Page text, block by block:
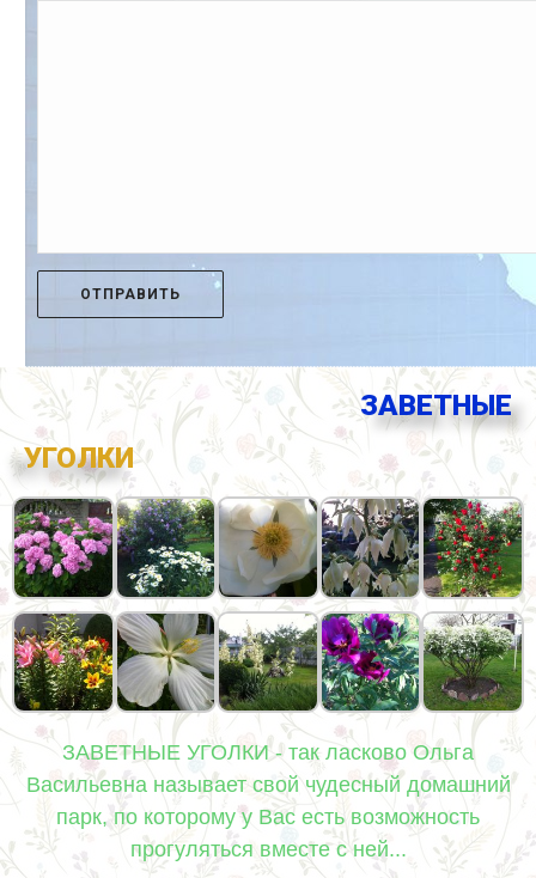
ЗАВЕТНЫЕ
УГОЛКИ
ЗАВЕТНЫЕ УГОЛКИ - так ласково Ольга
Васильевна называет свой чудесный домашний
парк, по которому у Вас есть возможность
прогуляться вместе с ней...